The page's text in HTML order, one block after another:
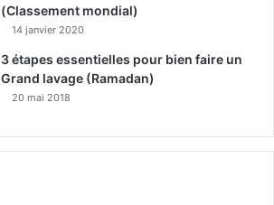
(Classement mondial)
14 janvier 2020
3 étapes essentielles pour bien faire un
Grand lavage (Ramadan)
20 mai 2018